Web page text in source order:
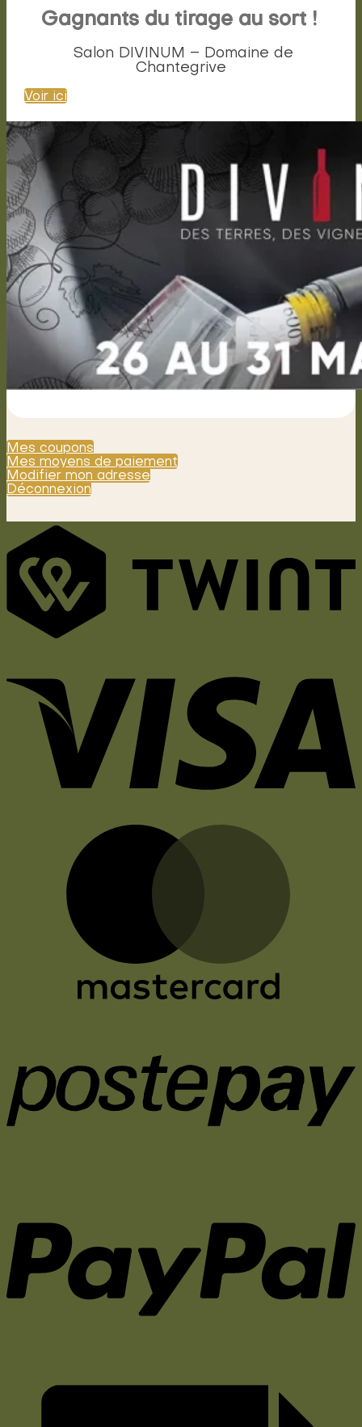
Gagnants du tirage au sort !
Salon DIVINUM – Domaine de
Chantegrive
Voir ici
Mes coupons
Mes moyens de paiement
Modifier mon adresse
Déconnexion